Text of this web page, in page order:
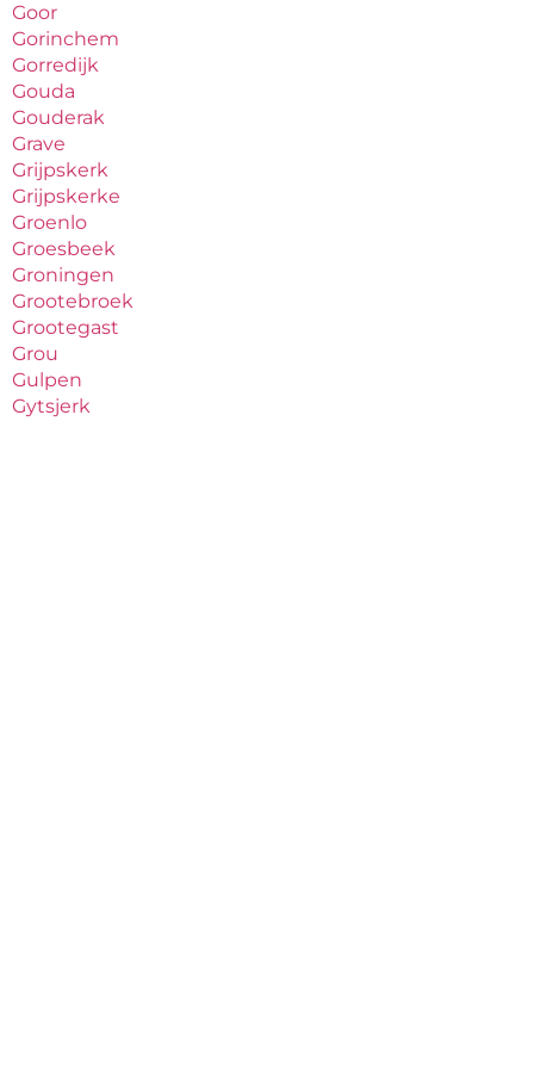
Goor
Gorinchem
Gorredijk
Gouda
Gouderak
Grave
Grijpskerk
Grijpskerke
Groenlo
Groesbeek
Groningen
Grootebroek
Grootegast
Grou
Gulpen
Gytsjerk